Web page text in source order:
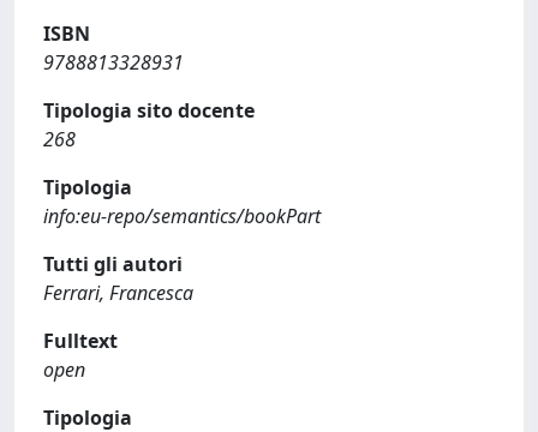
ISBN
9788813328931
Tipologia sito docente
268
Tipologia
info:eu-repo/semantics/bookPart
Tutti gli autori
Ferrari, Francesca
Fulltext
open
Tipologia